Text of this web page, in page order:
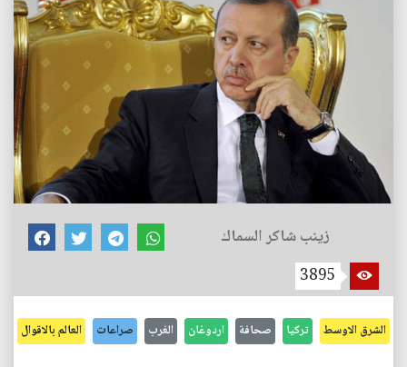
زينب شاكر السماك
3895
الشرق الاوسط تركيا صحافة اردوغان الغرب صراعات العالم بالاقوال